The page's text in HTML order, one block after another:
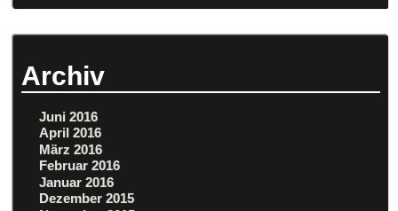
Archiv
Juni 2016
April 2016
März 2016
Februar 2016
Januar 2016
Dezember 2015